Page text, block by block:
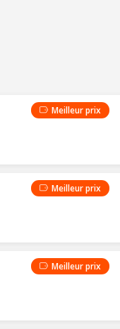
Meilleur prix
Meilleur prix
Meilleur prix